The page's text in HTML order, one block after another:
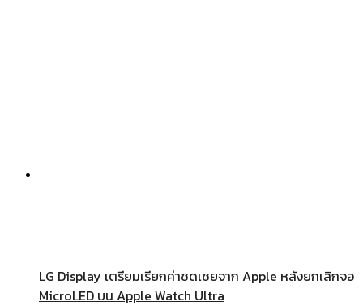
LG Display เตรียมเรียกค่าชดเชยจาก Apple หลังยกเลิกจอ
MicroLED บน Apple Watch Ultra